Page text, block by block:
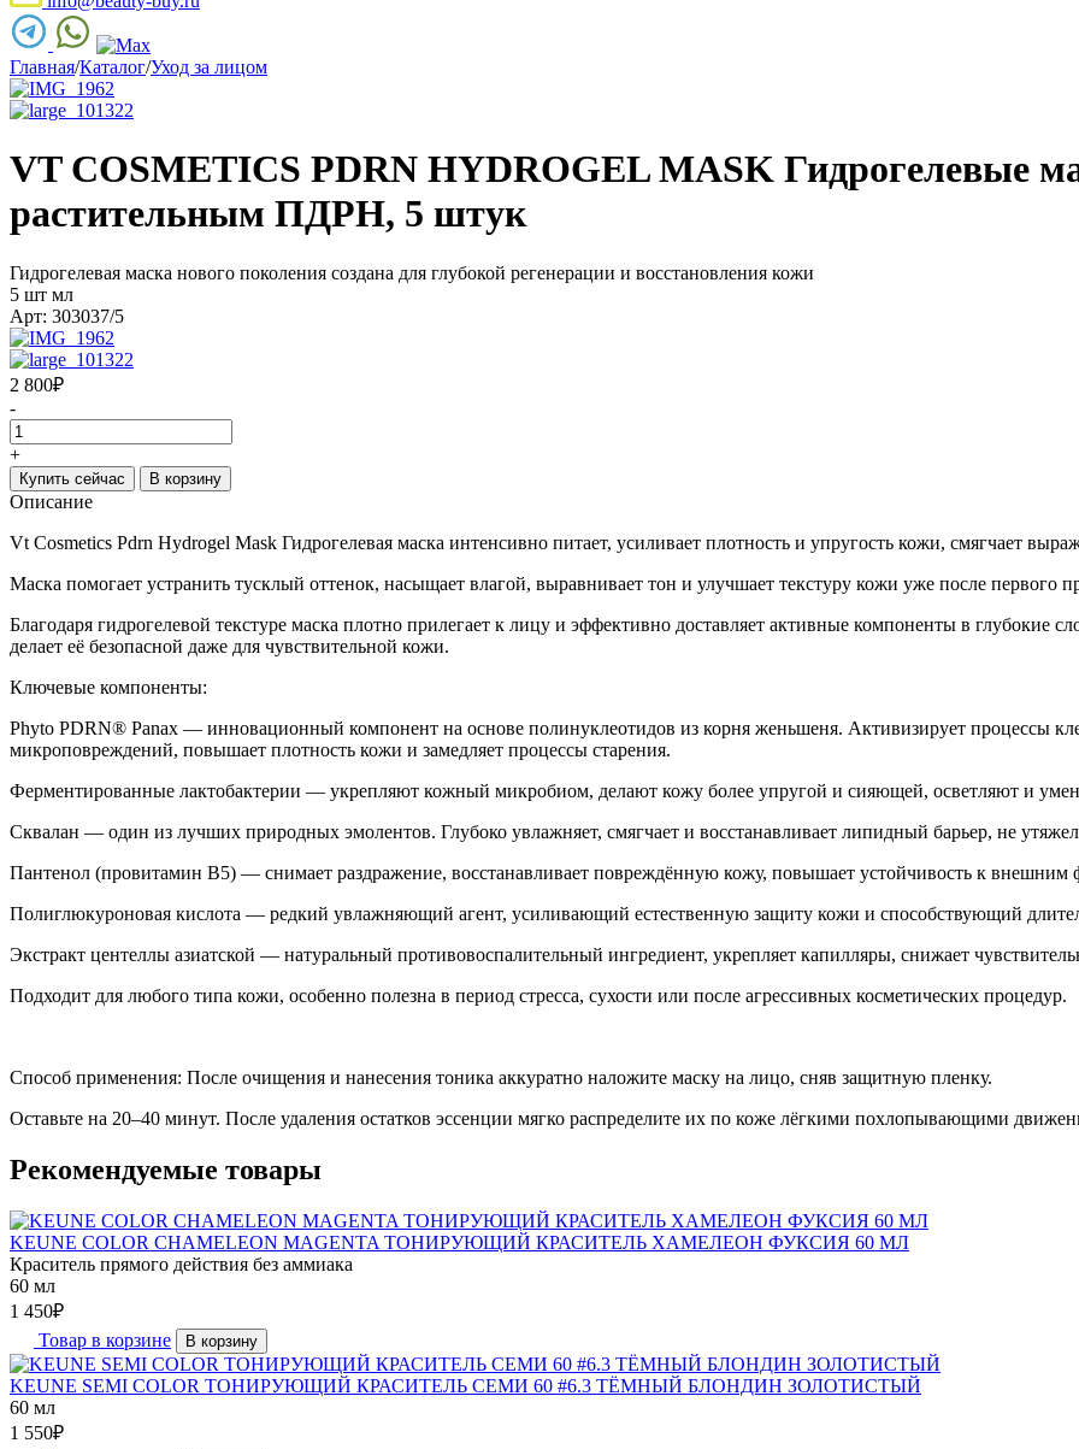
Главная/Каталог/Уход за лицом
VT COSMETICS PDRN HYDROGEL MASK Гидрогелевые
растительным ПДРН, 5 штук
Гидрогелевая маска нового поколения создана для глубокой регенерации и восстановления кожи
5 шт мл
Арт: 303037/5
2 800₽
-
+
Купить сейчас В корзину
Описание
Vt Cosmetics Pdrn Hydrogel Mask Гидрогелевая маска интенсивно питает, усиливает плотность и упругость кожи, смягчает
Маска помогает устранить тусклый оттенок, насыщает влагой, выравнивает тон и улучшает текстуру кожи уже после первого
Благодаря гидрогелевой текстуре маска плотно прилегает к лицу и эффективно доставляет активные компоненты в глубокие
делает её безопасной даже для чувствительной кожи.
Ключевые компоненты:
Phyto PDRN® Panax — инновационный компонент на основе полинуклеотидов из корня женьшеня. Активизирует процессы
микроповреждений, повышает плотность кожи и замедляет процессы старения.
Ферментированные лактобактерии — укрепляют кожный микробиом, делают кожу более упругой и сияющей, осветляют и
Сквалан — один из лучших природных эмолентов. Глубоко увлажняет, смягчает и восстанавливает липидный барьер, не
Пантенол (провитамин B5) — снимает раздражение, восстанавливает повреждённую кожу, повышает устойчивость к внешним
Полиглюкуроновая кислота — редкий увлажняющий агент, усиливающий естественную защиту кожи и способствующий
Экстракт центеллы азиатской — натуральный противовоспалительный ингредиент, укрепляет капилляры, снижает
Подходит для любого типа кожи, особенно полезна в период стресса, сухости или после агрессивных косметических процедур.
Способ применения: После очищения и нанесения тоника аккуратно наложите маску на лицо, сняв защитную пленку.
Оставьте на 20–40 минут. После удаления остатков эссенции мягко распределите их по коже лёгкими похлопывающими
Рекомендуемые товары
KEUNE COLOR CHAMELEON MAGENTA ТОНИРУЮЩИЙ КРАСИТЕЛЬ ХАМЕЛЕОН ФУКСИЯ 60 МЛ
Краситель прямого действия без аммиака
60 мл
1 450₽
Товар в корзине
В корзину
KEUNE SEMI COLOR ТОНИРУЮЩИЙ КРАСИТЕЛЬ СЕМИ 60 #6.3 ТЁМНЫЙ БЛОНДИН ЗОЛОТИСТЫЙ
60 мл
1 550₽